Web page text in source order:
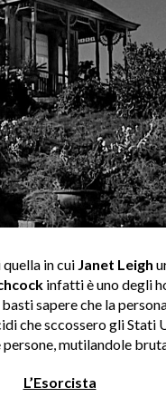
quella in cui Janet Leigh
infatti è uno degli
sapere che la
che sccossero gli
persone, mutilandole
L’Esorcista